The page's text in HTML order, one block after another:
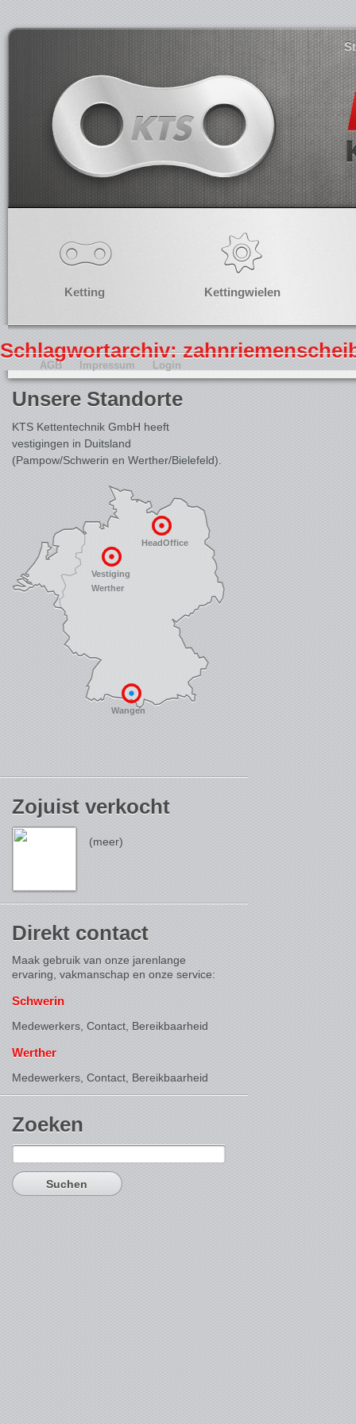
Ketting Kettingwielen
Schlagwortarchiv:
Unsere Standorte
KTS Kettentechnik GmbH heeft
vestigingen in Duitsland
(Pampow/Schwerin en Werther/Bielefeld).
HeadOffice
Vestiging
Werther
Wangen
Zojuist verkocht
(meer)
Direkt contact
Maak gebruik van onze jarenlange
ervaring, vakmanschap en onze service:
Schwerin
Medewerkers, Contact, Bereikbaarheid
Werther
Medewerkers, Contact, Bereikbaarheid
Zoeken
Suchen
nach:
AGB Impressum Login